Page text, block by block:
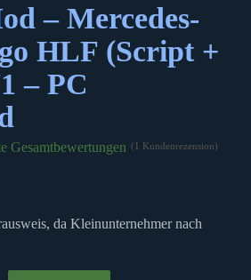
– Mercedes-
HLF (Script +
– PC
Gesamtbewertungen (1 Kundenrezension)
da Kleinunternehmer nach